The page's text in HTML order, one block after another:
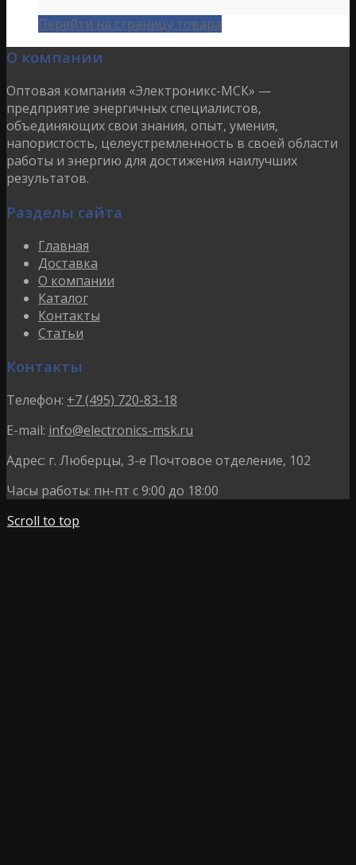
Перейти на страницу товара
О компании
Оптовая компания «Электроникс-МСК» —
предприятие энергичных специалистов,
объединяющих свои знания, опыт, умения,
напористость, целеустремленность в своей области
работы и энергию для достижения наилучших
результатов.
Разделы сайта
Главная
Доставка
О компании
Каталог
Контакты
Статьи
Контакты
Телефон: +7 (495) 720-83-18
E-mail: info@electronics-msk.ru
Адрес: г. Люберцы, 3-е Почтовое отделение, 102
Часы работы: пн-пт с 9:00 до 18:00
Scroll to top